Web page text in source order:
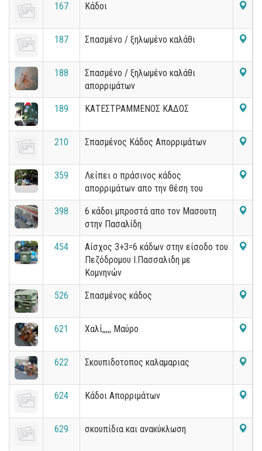
167 Κάδοι
187 Σπασμένο / ξηλωμένο καλάθι
188
Σπασμένο / ξηλωμένο καλάθι
απορριμάτων
189 ΚΑΤΕΣΤΡΑΜΜΕΝΟΣ ΚΑΔΟΣ
210 Σπασμένος Κάδος Απορριμάτων
359
Λείπει ο πράσινος κάδος
απορριμάτων απο την θέση του
398
6 κάδοι μπροστά απο τον Μασουτη
στην Πασαλίδη
454
Αίσχος 3+3=6 κάδων στην είσοδο του
Πεζόδρομου Ι.Πασσαλιδη με
Κομνηνών
526 Σπασμένος κάδος
621 Χαλί,,,,, Μαύρο
622 Σκουπιδοτοπος καλαμαριας
624 Κάδοι Απορριμάτων
629 σκουπίδια και ανακύκλωση